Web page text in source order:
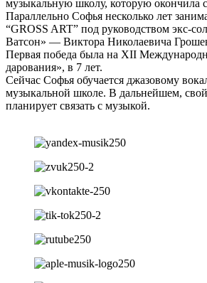
музыкальную школу, которую окончила
Параллельно Софья несколько лет
“GROSS ART” под руководством экс-
Ватсон» — Виктора Николаевича
Первая победа была на XII
дарования», в 7 лет.
Сейчас Софья обучается джазовому
музыкальной школе. В дальнейшем,
планирует связать с музыкой.